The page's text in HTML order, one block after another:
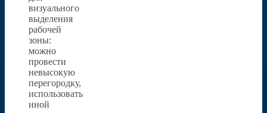
визуального
выделения
рабочей
зоны:
можно
провести
невысокую
перегородку,
использовать
иной